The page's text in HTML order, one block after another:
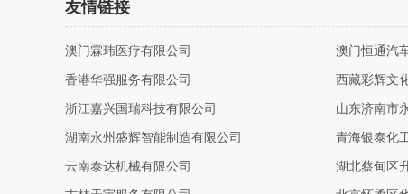
友情链接
澳门霖玮医疗有限公司 澳门恒通汽
香港华强服务有限公司 西藏彩辉文
浙江嘉兴国瑞科技有限公司 山东济南市
湖南永州盛辉智能制造有限公司 青海银泰化
云南泰达机械有限公司 湖北蔡甸区